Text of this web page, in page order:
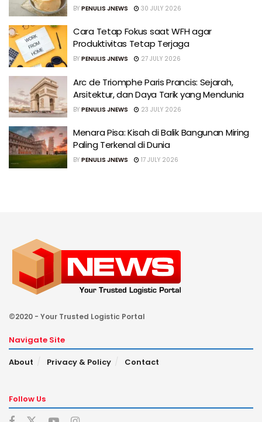
BY PENULIS JNEWS 30 JULY 2026
Cara Tetap Fokus saat WFH agar
Produktivitas Tetap Terjaga
BY PENULIS JNEWS 27 JULY 2026
Arc de Triomphe Paris Prancis: Sejarah,
Arsitektur, dan Daya Tarik yang Mendunia
BY PENULIS JNEWS 23 JULY 2026
Menara Pisa: Kisah di Balik Bangunan Miring
Paling Terkenal di Dunia
BY PENULIS JNEWS 17 JULY 2026
©2020 - Your Trusted Logistic Portal
Navigate Site
About
Privacy & Policy Contact
Follow Us